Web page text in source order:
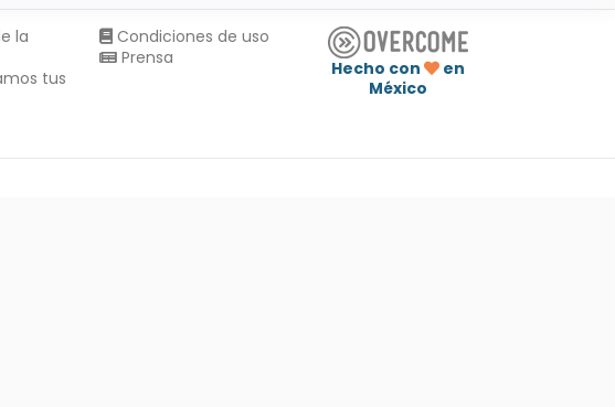
la
tus
Condiciones de uso
Prensa
Hecho con
en
México